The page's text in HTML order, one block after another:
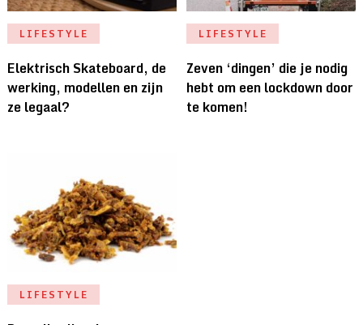
LIFESTYLE
Elektrisch Skateboard, de
werking, modellen en zijn
ze legaal?
LIFESTYLE
Zeven ‘dingen’ die je nodig
hebt om een lockdown door
te komen!
LIFESTYLE